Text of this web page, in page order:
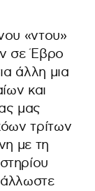
«ντου»
σε Έβρο
άλλη μια
και
μας
τρίτων
με τη